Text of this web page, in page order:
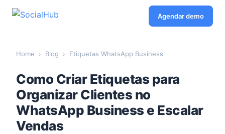
Agendar demo
Home › Blog › Etiquetas WhatsApp Business
Como Criar Etiquetas para
Organizar Clientes no
WhatsApp Business e Escalar
Vendas